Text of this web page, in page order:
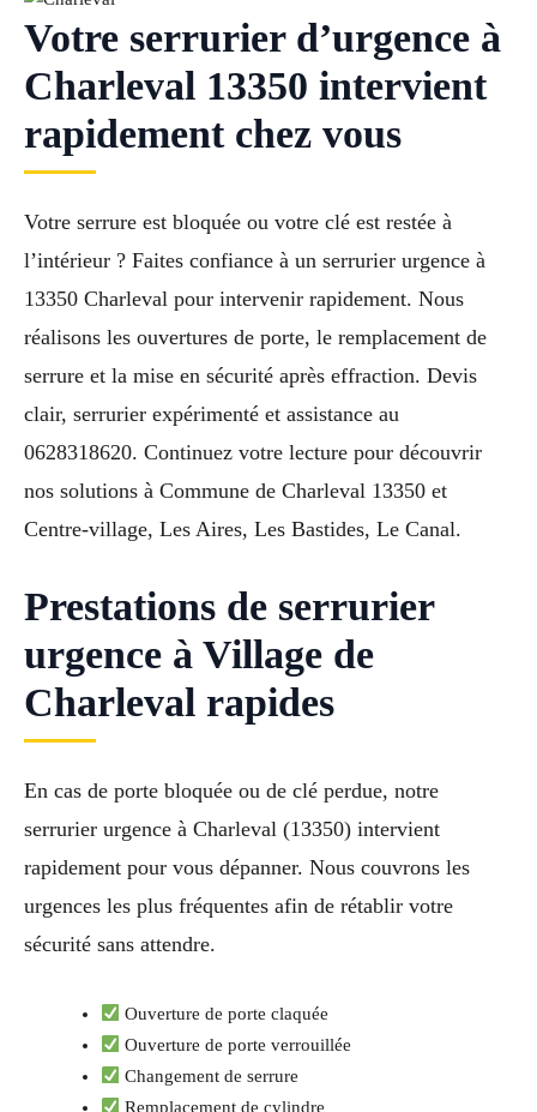
Votre serrurier d’urgence à
Charleval 13350 intervient
rapidement chez vous
Votre serrure est bloquée ou votre clé est restée à
l’intérieur ? Faites confiance à un serrurier urgence à
13350 Charleval pour intervenir rapidement. Nous
réalisons les ouvertures de porte, le remplacement de
serrure et la mise en sécurité après effraction. Devis
clair, serrurier expérimenté et assistance au
0628318620. Continuez votre lecture pour découvrir
nos solutions à Commune de Charleval 13350 et
Centre-village, Les Aires, Les Bastides, Le Canal.
Prestations de serrurier
urgence à Village de
Charleval rapides
En cas de porte bloquée ou de clé perdue, notre
serrurier urgence à Charleval (13350) intervient
rapidement pour vous dépanner. Nous couvrons les
urgences les plus fréquentes afin de rétablir votre
sécurité sans attendre.
Ouverture de porte claquée
Ouverture de porte verrouillée
Changement de serrure
Remplacement de cylindre